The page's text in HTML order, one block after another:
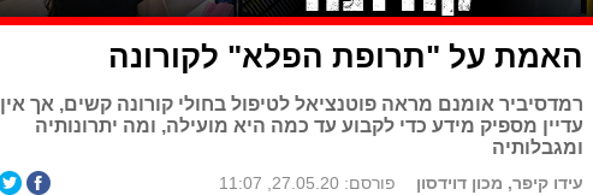
האמת על "תרופת הפלא" לקורונה
רמדסיביר אומנם מראה פוטנציאל לטיפול בחולי קורונה קשים, אך אין
עדיין מספיק מידע כדי לקבוע עד כמה היא מועילה, ומה יתרונותיה
ומגבלותיה
עידו קיפר, מכון דוידסון פורסם: 27.05.20, 11:07